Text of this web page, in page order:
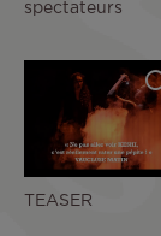
spectateurs
TEASER